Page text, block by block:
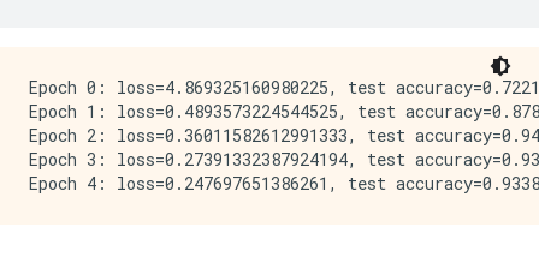
Epoch 0: loss=4.869325160980225, test
Epoch 1: loss=0.4893573224544525, test
Epoch 2: loss=0.36011582612991333, test
Epoch 3: loss=0.27391332387924194, test